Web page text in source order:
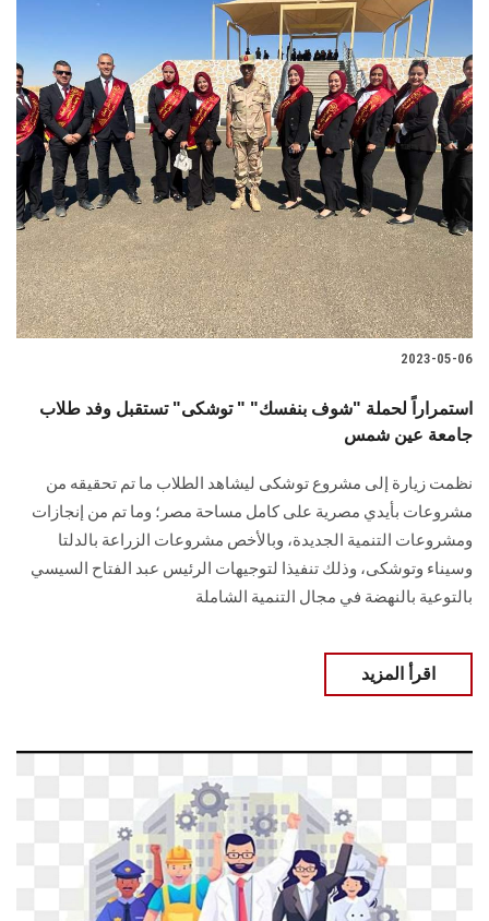
2023-05-06
استمراراً لحملة "شوف بنفسك" " توشكى" تستقبل وفد طلاب
جامعة عين شمس
نظمت زيارة إلى مشروع توشكى ليشاهد الطلاب ما تم تحقيقه من
مشروعات بأيدي مصرية على كامل مساحة مصر؛ وما تم من إنجازات
ومشروعات التنمية الجديدة، وبالأخص مشروعات الزراعة بالدلتا
وسيناء وتوشكى، وذلك تنفيذا لتوجيهات الرئيس عبد الفتاح السيسي
بالتوعية بالنهضة في مجال التنمية الشاملة
اقرأ المزيد